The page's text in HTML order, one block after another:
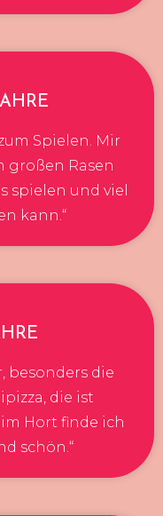
Spielen. Mir
großen Rasen
spielen und viel
kann.“
besonders die
die ist
Hort finde ich
schön.“